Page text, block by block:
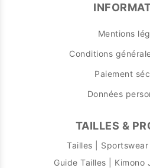
Mentions
Conditions
Paiement
Données
TAILLES &
Tailles |
Guide Tailles | Kimono